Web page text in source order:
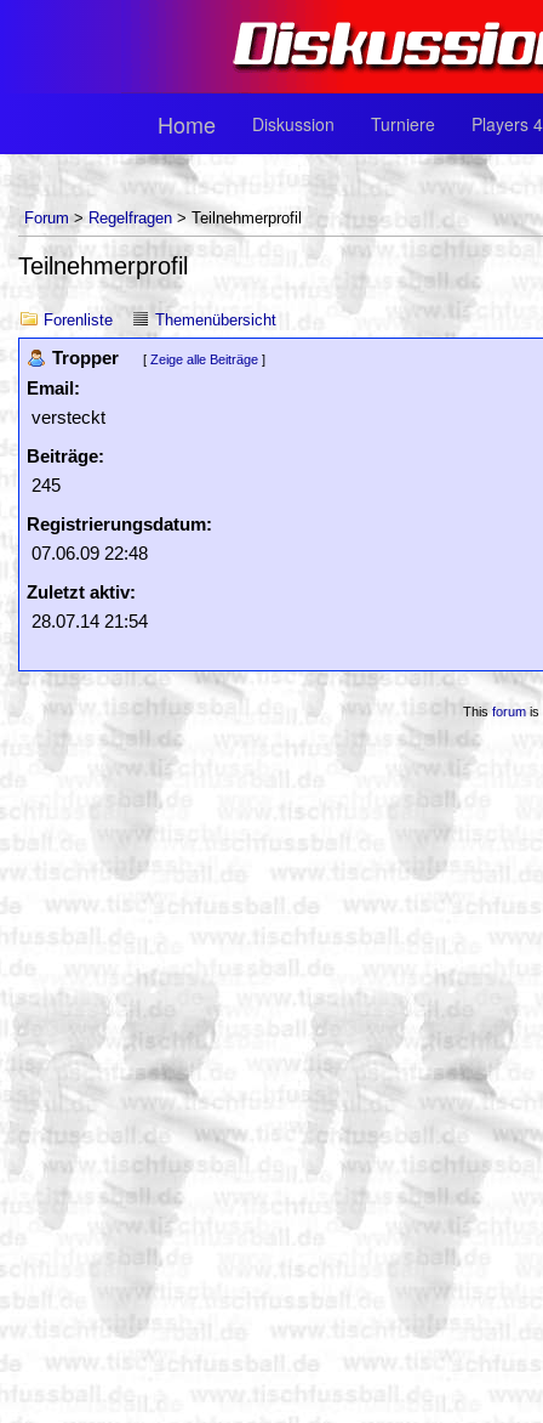
Home Diskussion Turniere Players
Forum > Regelfragen > Teilnehmerprofil
Teilnehmerprofil
Forenliste Themenübersicht
Tropper [ Zeige alle Beiträge ]
Email:
versteckt
Beiträge:
245
Registrierungsdatum:
07.06.09 22:48
Zuletzt aktiv:
28.07.14 21:54
Thisforumis